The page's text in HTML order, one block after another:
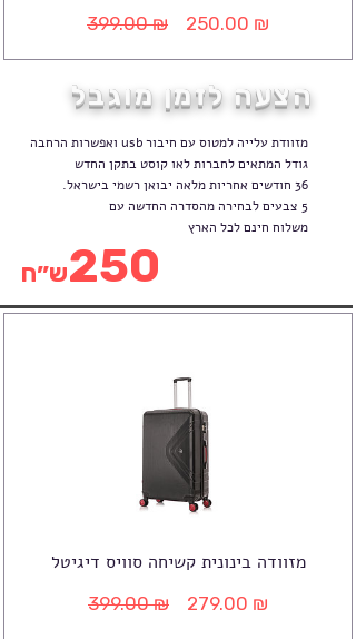
399.00 ₪
250.00 ₪
הצעה לזמן מוגבל
מזוודת עלייה למטוס עם חיבור usb ואפשרות הרחבה
גודל המתאים לחברות לאו קוסט בתקן החדש
36 חודשים אחריות מלאה יבואן רשמי בישראל.
5 צבעים לבחירה מהסדרה החדשה עם
משלוח חינם לכל הארץ
250ש״ח
מזוודה בינונית קשיחה סוויס דיגיטל
399.00 ₪
279.00 ₪